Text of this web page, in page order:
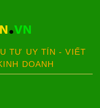
TƯ UY TÍN - VIẾT
DOANH